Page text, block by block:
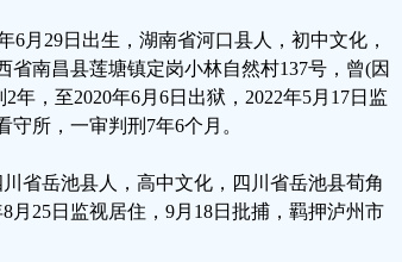
6月29日出生，湖南省河口县人，初中文化，
省南昌县莲塘镇定岗小林自然村137号，曾(因
，至2020年6月6日出狱，2022年5月17日监
所，一审判刑7年6个月。
省岳池县人，高中文化，四川省岳池县荀角
月25日监视居住，9月18日批捕，羁押泸州市